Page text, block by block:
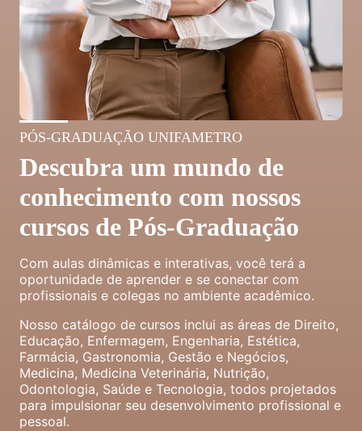
PÓS-GRADUAÇÃO UNIFAMETRO
Descubra um mundo de
conhecimento com nossos
cursos de Pós-Graduação
Com aulas dinâmicas e interativas, você terá a
oportunidade de aprender e se conectar com
profissionais e colegas no ambiente acadêmico.
Nosso catálogo de cursos inclui as áreas de Direito,
Educação, Enfermagem, Engenharia, Estética,
Farmácia, Gastronomia, Gestão e Negócios,
Medicina, Medicina Veterinária, Nutrição,
Odontologia, Saúde e Tecnologia, todos projetados
para impulsionar seu desenvolvimento profissional e
pessoal.